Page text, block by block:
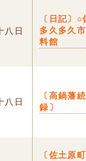
八日
〔日記〕
多久多久
料館
八日
〔高鍋藩
録〕
〔佐土原